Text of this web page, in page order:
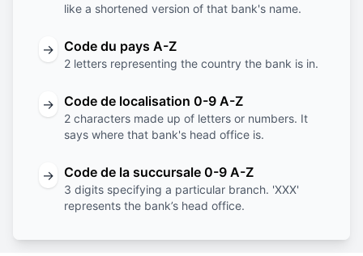
like a shortened version of that bank's name.
→ Code du pays A-Z
2 letters representing the country the bank is in.
→ Code de localisation 0-9 A-Z
2 characters made up of letters or numbers. It
says where that bank's head office is.
→ Code de la succursale 0-9 A-Z
3 digits specifying a particular branch. 'XXX'
represents the bank’s head office.